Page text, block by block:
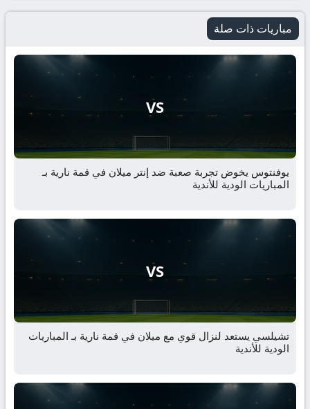
مباريات ذات صلة
VS
يوفنتوس يخوض تجربة صعبة ضد إنتر ميلان في قمة نارية بـ
المباريات الودية للأندية
VS
تشيلسي يستعد لنزال قوي مع ميلان في قمة نارية بـ المباريات
الودية للأندية